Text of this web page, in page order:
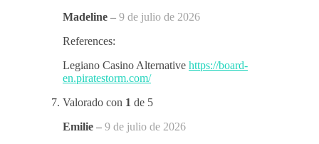
Madeline – 9 de julio de 2026
References:
Legiano Casino Alternative https://board-
en.piratestorm.com/
Valorado con 1 de 5
Emilie – 9 de julio de 2026